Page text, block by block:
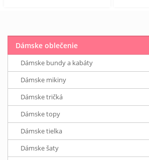
Dámske oblečenie
Dámske bundy a kabáty
Dámske mikiny
Dámske tričká
Dámske topy
Dámske tielka
Dámske šaty